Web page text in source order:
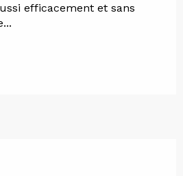
efficacement et sans